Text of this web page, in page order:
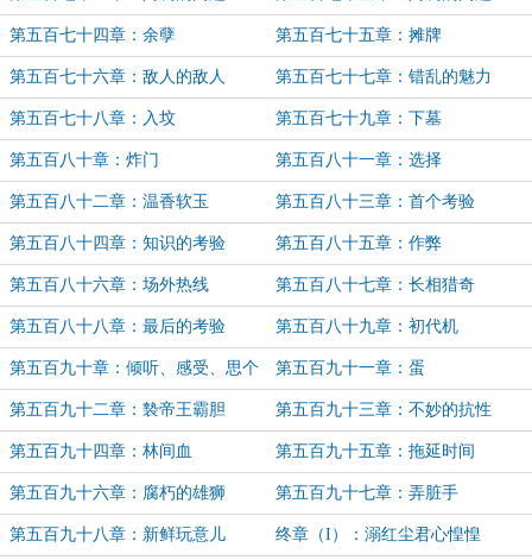
（II） （III）
第五百七十四章：余孽 第五百七十五章：摊牌
第五百七十六章：敌人的敌人 第五百七十七章：错乱的魅力
第五百七十八章：入坟 第五百七十九章：下墓
第五百八十章：炸门 第五百八十一章：选择
第五百八十二章：温香软玉 第五百八十三章：首个考验
第五百八十四章：知识的考验 第五百八十五章：作弊
第五百八十六章：场外热线 第五百八十七章：长相猎奇
第五百八十八章：最后的考验 第五百八十九章：初代机
第五百九十章：倾听、感受、思个
球的考
第五百九十一章：蛋
第五百九十二章：褺帝王霸胆 第五百九十三章：不妙的抗性
第五百九十四章：林间血 第五百九十五章：拖延时间
第五百九十六章：腐朽的雄狮 第五百九十七章：弄脏手
第五百九十八章：新鲜玩意儿 终章（I）：溺红尘君心惶惶